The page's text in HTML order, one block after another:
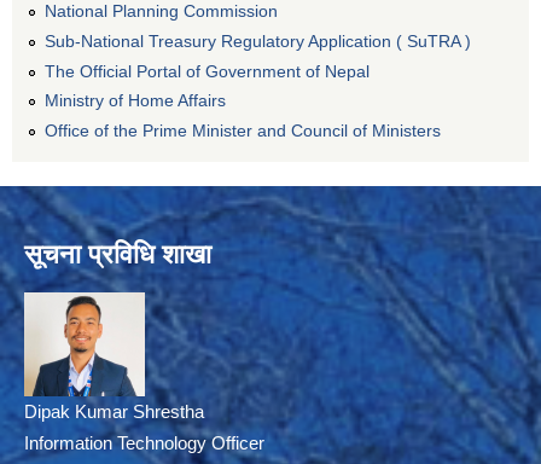
National Planning Commission
Sub-National Treasury Regulatory Application ( SuTRA )
The Official Portal of Government of Nepal
Ministry of Home Affairs
Office of the Prime Minister and Council of Ministers
सूचना प्रविधि शाखा
Dipak Kumar Shrestha
Information Technology Officer